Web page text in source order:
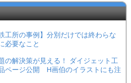
工所の事例】分別だけでは終わらな
必要なこと
の解決策が見える！ ダイジェット工
ページ公開 H画伯のイラストにも注